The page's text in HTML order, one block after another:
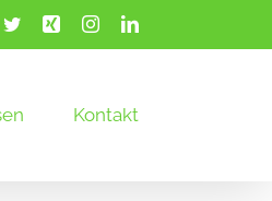
TwitterXing InstagramLinkedIn
Kontakt